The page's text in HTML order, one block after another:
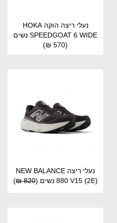
נעלי ריצה הוקה HOKA
SPEEDGOAT 6 WIDE נשים
(570 ₪)
נעלי ריצה NEW BALANCE
880 V15 (2E) נשים
(
820 ₪
)